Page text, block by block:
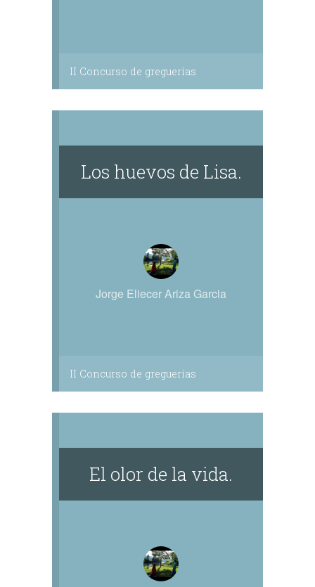
II Concurso de greguerías
Los huevos de Lisa.
Jorge Eliecer Ariza Garcia
II Concurso de greguerías
El olor de la vida.